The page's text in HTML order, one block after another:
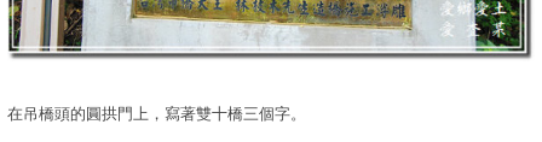
在吊橋頭的圓拱門上，寫著雙十橋三個字。